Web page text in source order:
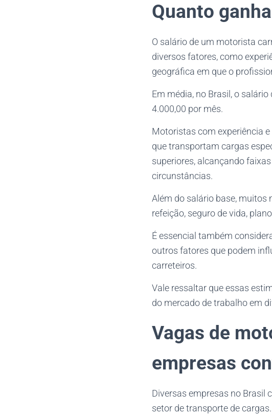
Quanto
O salário de um motorista
diversos fatores, como
geográfica em que o
Em média, no Brasil, o
4.000,00 por mês.
Motoristas com experiência
que transportam cargas
superiores, alcançando
circunstâncias.
Além do salário base, muitos
refeição, seguro de vida,
É essencial também
outros fatores que podem
carreteiros.
Vale ressaltar que essas
do mercado de trabalho em
Vagas de
empresas
Diversas empresas no
setor de transporte de